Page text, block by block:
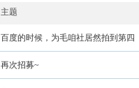
主题
百度的时候，为毛咱社居然拍到第四
再次招募~